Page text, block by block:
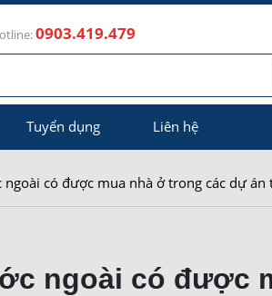
0903.419.479
Tuyển dụng Liên hệ
có được mua nhà ở trong các dự án
ngoài có được